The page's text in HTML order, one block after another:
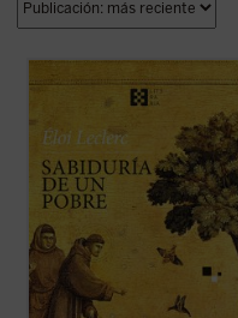
biografía al uso, sino de una narración
cautivadora que, sin dejar de ser
profundamente fiel, invita a recorrer la
experiencia franciscana como una historia
Esta edición ofrece una nueva ... (ver ficha)